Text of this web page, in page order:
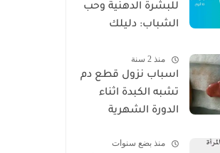
للبشرة الدهنية وحب
الشباب: دليلك
الصحيحة 2025
منذ 2 سنة
اسباب نزول قطع دم
تشبه الكبدة اثناء
الدورة الشهرية
منذ بضع سنوات